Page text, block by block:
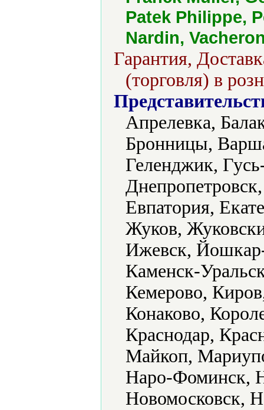
Patek Philippe,
Nardin,
Гарантия,
(торговля) в
Апрелевка,
Бронницы,
Геленджик,
Евпатория,
Жуков,
Ижевск,
Каменск-
Кемерово,
Конаково,
Краснодар,
Майкоп,
Наро-Фоминск,
Новомосковск,